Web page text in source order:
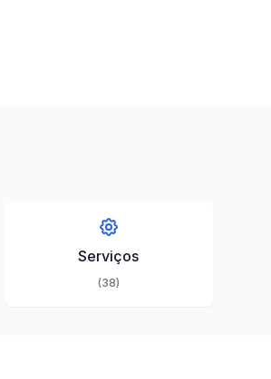
Serviços
(38)